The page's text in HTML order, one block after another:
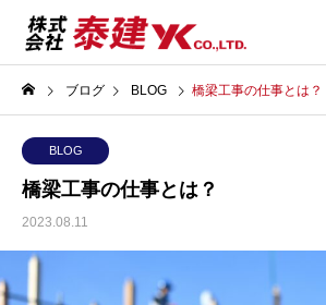
ブログ BLOG 橋梁工事の仕事とは？
BLOG
橋梁工事の仕事とは？
2023.08.11